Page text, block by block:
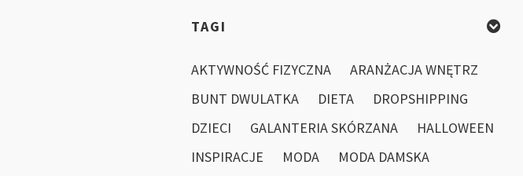
TAGI
AKTYWNOŚĆ FIZYCZNA
ARANŻACJA WNĘTRZ
BUNT DWULATKA
DIETA
DROPSHIPPING
DZIECI
GALANTERIA SKÓRZANA
HALLOWEEN
INSPIRACJE
MODA
MODA DAMSKA